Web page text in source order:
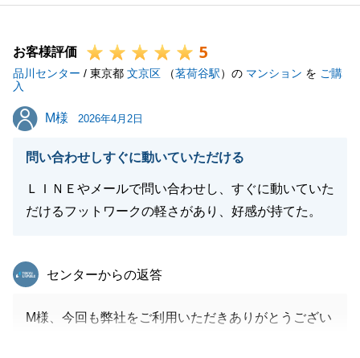
しく思います。
ざいました。
私としては売買仲介としての役目を終えましたが、何
ますので、いつでもお気軽にご連絡下さい。
閉じる
お客様評価 5
品川センター / 東京都 文京区 （茗荷谷駅）の マンション を ご購
入
M様
M様 2026年4月2日
問い合わせしすぐに動いていただける
ＬＩＮＥやメールで問い合わせし、すぐに動いていた
だけるフットワークの軽さがあり、好感が持てた。
東急リバブル
センターからの返答
M様、今回も弊社をご利用いただきありがとうござい